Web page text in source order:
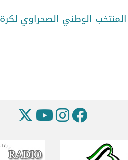
الوطني الصحراوي لكرة